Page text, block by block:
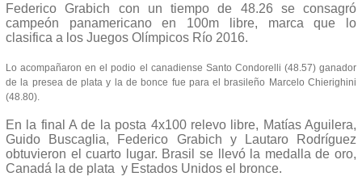
Federico Grabich con un tiempo de 48.26 se consagró
campeón panamericano en 100m libre, marca que lo
clasifica a los Juegos Olímpicos Río 2016.
Lo acompañaron en el podio el canadiense Santo Condorelli (48.57) ganador
de la presea de plata y la de bonce fue para el brasileño Marcelo Chierighini
(48.80).
En la final A de la posta 4x100 relevo libre, Matías Aguilera,
Guido Buscaglia, Federico Grabich y Lautaro Rodríguez
obtuvieron el cuarto lugar. Brasil se llevó la medalla de oro,
Canadá la de plata y Estados Unidos el bronce.